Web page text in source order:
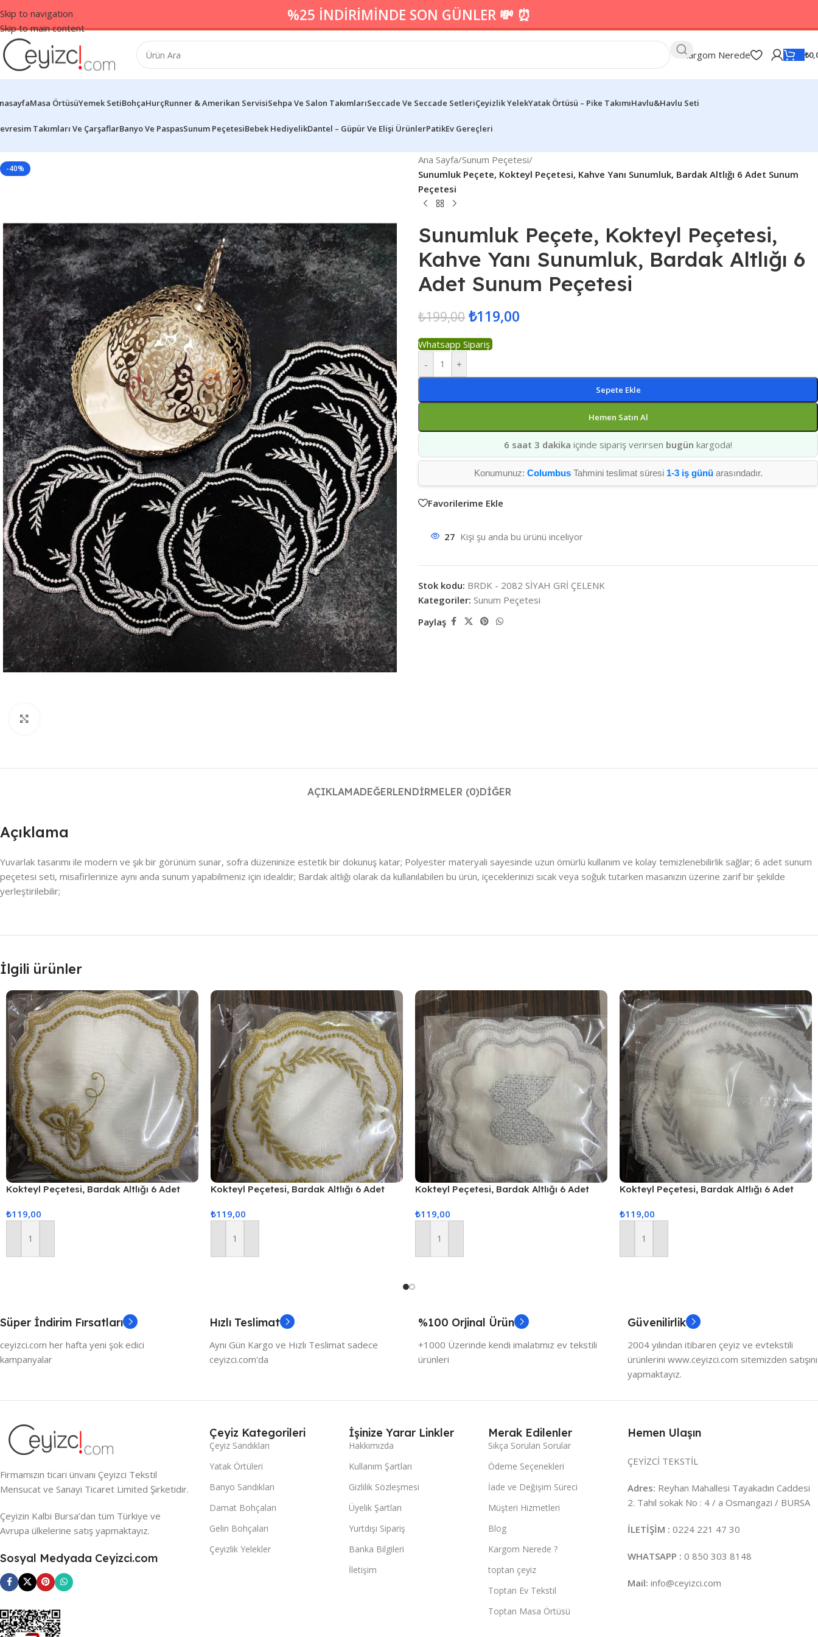
Skip to navigation
Skip to main content
%25 İNDİRİMİNDE SON GÜNLER 💸 ⏰
Kargom Nerede ₺
Masa ÖrtüsüYemek SetiBohçaHurçRunner & Amerikan ServisiSehpa Ve Salon TakımlarıSeccade Ve Seccade SetleriÇeyizlik YelekYatak Örtüsü – Pike TakımıHavlu&Havlu Seti
Takımları Ve ÇarşaflarBanyo Ve PaspasSunum PeçetesiBebek HediyelikDantel – Güpür Ve Elişi ÜrünlerPatikEv Gereçleri
-40%
Ana Sayfa/Sunum Peçetesi/
Sunumluk Peçete, Kokteyl Peçetesi, Kahve Yanı Sunumluk, Bardak Altlığı 6 Adet Sunum
Peçetesi
Sunumluk Peçete, Kokteyl Peçetesi,
Kahve Yanı Sunumluk, Bardak Altlığı 6
Adet Sunum Peçetesi
₺199,00 ₺119,00
Whatsapp Sipariş
-
+
Sepete Ekle
Hemen Satın Al
6 saat 3 dakika içinde sipariş verirsen bugün kargoda!
Konumunuz: ColumbusTahmini teslimat süresi 1-3 iş günüarasındadır.
Favorilerime Ekle
27 Kişi şu anda bu ürünü inceliyor
Stok kodu: BRDK - 2082 SİYAH GRİ ÇELENK
Kategoriler: Sunum Peçetesi
Paylaş
AÇIKLAMADEĞERLENDIRMELER (0)DIĞER
Açıklama
Yuvarlak tasarımı ile modern ve şık bir görünüm sunar, sofra düzeninize estetik bir dokunuş katar; Polyester materyali sayesinde uzun ömürlü kullanım ve kolay temizlenebilirlik sağlar; 6 adet sunum
peçetesi seti, misafirlerinize aynı anda sunum yapabilmeniz için idealdir; Bardak altlığı olarak da kullanılabilen bu ürün, içeceklerinizi sıcak veya soğuk tutarken masanızın üzerine zarif bir şekilde
yerleştirilebilir;
İlgili ürünler
Kokteyl Peçetesi, Bardak Altlığı 6 Adet
₺119,00
Sepete Ekle
Kokteyl Peçetesi, Bardak Altlığı 6 Adet
₺119,00
Sepete Ekle
Kokteyl Peçetesi, Bardak Altlığı 6 Adet
₺119,00
Sepete Ekle
Kokteyl Peçetesi, Bardak Altlığı 6 Adet
₺119,00
Sepete Ekle
Süper İndirim Fırsatları
ceyizci.com her hafta yeni şok edici
kampanyalar
Hızlı Teslimat
Aynı Gün Kargo ve Hızlı Teslimat sadece
ceyizci.com'da
%100 Orjinal Ürün
+1000 Üzerinde kendi imalatımız ev tekstili
ürünleri
Güvenilirlik
2004 yılından itibaren çeyiz ve evtekstili
ürünlerini www.ceyizci.com sitemizden satışını
yapmaktayız.
Firmamızın ticari ünvanı Çeyizci Tekstil
Mensucat ve Sanayi Ticaret Limited Şirketidir.
Çeyizin Kalbi Bursa’dan tüm Türkiye ve
Avrupa ülkelerine satış yapmaktayız.
Sosyal Medyada Ceyizci.com
Çeyiz Kategorileri
Çeyiz Sandıkları
Yatak Örtüleri
Banyo Sandıkları
Damat Bohçaları
Gelin Bohçaları
Çeyizlik Yelekler
İşinize Yarar Linkler
Hakkımızda
Kullanım Şartları
Gizlilik Sözleşmesi
Üyelik Şartları
Yurtdışı Sipariş
Banka Bilgileri
İletişim
Merak Edilenler
Sıkça Sorulan Sorular
Ödeme Seçenekleri
İade ve Değişim Süreci
Müşteri Hizmetleri
Blog
Kargom Nerede ?
toptan çeyiz
Toptan Ev Tekstil
Toptan Masa Örtüsü
Hemen Ulaşın
ÇEYİZCİ TEKSTİL
Adres: Reyhan Mahallesi Tayakadın Caddesi
2. Tahıl sokak No : 4 / a Osmangazi / BURSA
İLETİŞİM : 0224 221 47 30
WHATSAPP : 0 850 303 8148
Mail: info@ceyizci.com